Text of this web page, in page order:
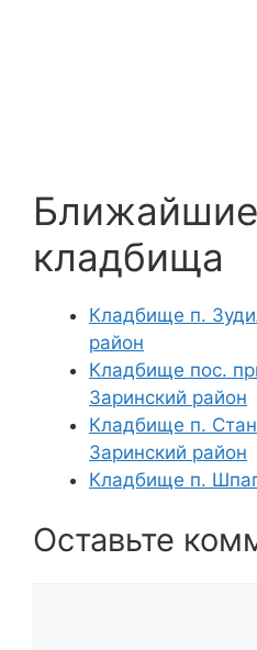
Ближайшие
кладбища
Кладбище п.
район
Кладбище пос.
Заринский район
Кладбище п.
Заринский район
Кладбище п.
Оставьте